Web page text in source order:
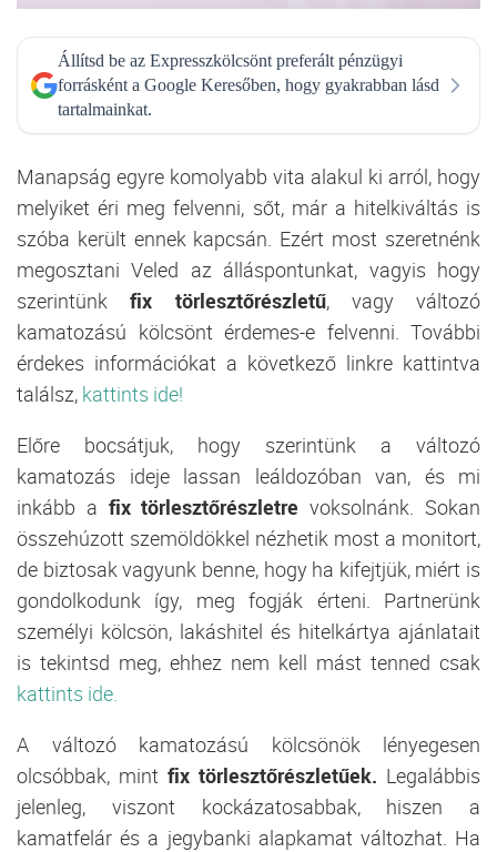
Állítsd be az Expresszkölcsönt preferált pénzügyi
forrásként a Google Keresőben, hogy gyakrabban lásd
tartalmainkat.
Manapság egyre komolyabb vita alakul ki arról, hogy
melyiket éri meg felvenni, sőt, már a hitelkiváltás is
szóba került ennek kapcsán. Ezért most szeretnénk
megosztani Veled az álláspontunkat, vagyis hogy
szerintünkfix törlesztőrészletű, vagy változó
kamatozású kölcsönt érdemes-e felvenni. További
érdekes információkat a következő linkre kattintva
találsz, kattints ide!
Előre bocsátjuk, hogy szerintünk a változó
kamatozás ideje lassan leáldozóban van, és mi
inkább a fix törlesztőrészletre voksolnánk. Sokan
összehúzott szemöldökkel nézhetik most a monitort,
de biztosak vagyunk benne, hogy ha kifejtjük, miért is
gondolkodunk így, meg fogják érteni. Partnerünk
személyi kölcsön, lakáshitel és hitelkártya ajánlatait
is tekintsd meg, ehhez nem kell mást tenned csak
kattints ide.
A változó kamatozású kölcsönök lényegesen
olcsóbbak, mint fix törlesztőrészletűek. Legalábbis
jelenleg, viszont kockázatosabbak, hiszen a
kamatfelár és a jegybanki alapkamat változhat. Ha